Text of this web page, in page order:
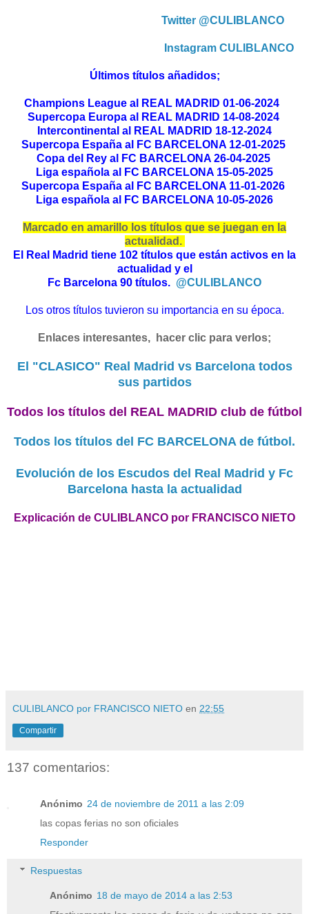
Twitter @CULIBLANCO
Instagram CULIBLANCO
Últimos títulos añadidos;
Champions League al REAL MADRID 01-06-2024
Supercopa Europa al REAL MADRID 14-08-2024
Intercontinental al REAL MADRID 18-12-2024
Supercopa España al FC BARCELONA 12-01-2025
Copa del Rey al FC BARCELONA 26-04-2025
Liga española al FC BARCELONA 15-05-2025
Supercopa España al FC BARCELONA 11-01-2026
Liga española al FC BARCELONA 10-05-2026
Marcado en amarillo los títulos que se juegan en la
actualidad.
El Real Madrid tiene 102 títulos que están activos en la
actualidad y el
Fc Barcelona 90 títulos. @CULIBLANCO
Los otros títulos tuvieron su importancia en su época.
Enlaces interesantes, hacer clic para verlos;
El "CLASICO" Real Madrid vs Barcelona todos
sus partidos
Todos los títulos del REAL MADRID club de fútbol
Todos los títulos del FC BARCELONA de fútbol.
Evolución de los Escudos del Real Madrid y Fc
Barcelona hasta la actualidad
Explicación de CULIBLANCO por FRANCISCO NIETO
CULIBLANCO por FRANCISCO NIETO en 22:55
Compartir
137 comentarios:
Anónimo 24 de noviembre de 2011 a las 2:09
las copas ferias no son oficiales
Responder
Respuestas
Anónimo 18 de mayo de 2014 a las 2:53